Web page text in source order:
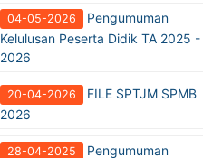
04-05-2026
Pengumuman
Kelulusan Peserta Didik TA 2025 -
2026
20-04-2026
FILE SPTJM SPMB
2026
28-04-2025
Pengumuman